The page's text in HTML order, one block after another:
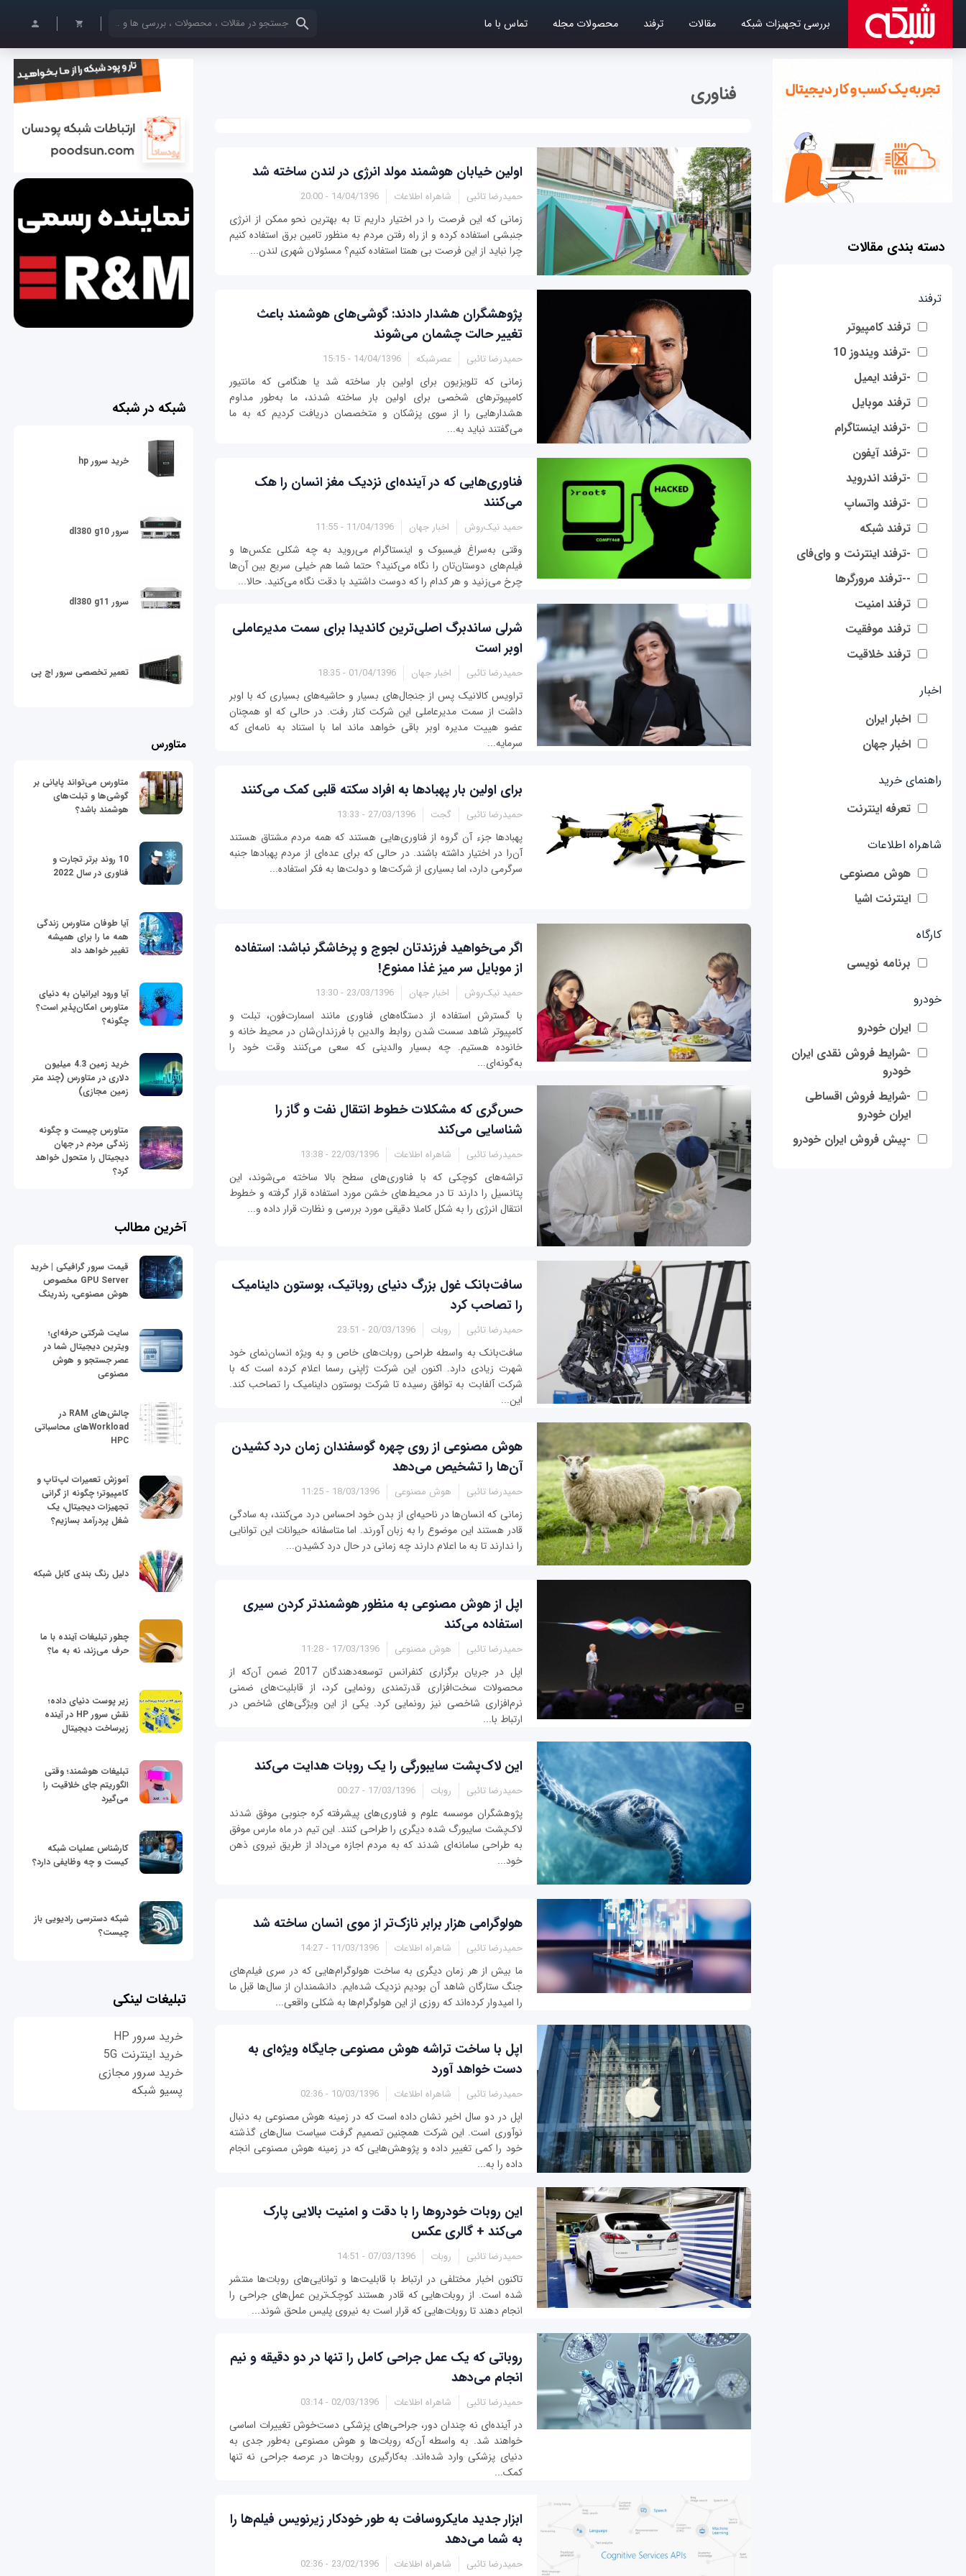
بررسی تجهیزات شبکه مقالات ترفند محصولات مجله تماس با ما کلمات کلیدی خود را وارد کنید
دسته بندی مقالات
ترفند
ترفند کامپیوتر
-ترفند ویندوز 10
-ترفند ایمیل
ترفند موبایل
-ترفند اینستاگرام
-ترفند آیفون
-ترفند اندروید
-ترفند واتساپ
ترفند شبکه
-ترفند اینترنت و وای‌فای
--ترفند مرورگرها
ترفند امنیت
ترفند موفقیت
ترفند خلاقیت
اخبار
اخبار ایران
اخبار جهان
راهنمای خرید
تعرفه اینترنت
شاهراه اطلاعات
هوش مصنوعی
اینترنت اشیا
کارگاه
برنامه نویسی
خودرو
ایران خودرو
-شرایط فروش نقدی ایران
خودرو
-شرایط فروش اقساطی
ایران خودرو
-پیش فروش ایران خودرو
فناوری
اولین خیابان هوشمند مولد انرژی در لندن ساخته شد
حمیدرضا تائبی شاهراه اطلاعات 14/04/1396 - 20:00
زمانی که این فرصت را در اختیار داریم تا به بهترین نحو ممکن از انرژی
جنبشی استفاده کرده و از راه رفتن مردم به منظور تامین برق استفاده کنیم
چرا نباید از این فرصت بی همتا استفاده کنیم؟ مسئولان شهری لندن...
پژوهشگران هشدار دادند: گوشی‌های هوشمند باعث
تغییر حالت چشمان می‌شوند
حمیدرضا تائبی عصرشبکه 14/04/1396 - 15:15
زمانی که تلویزیون برای اولین بار ساخته شد یا هنگامی که مانتیور
کامپیوترهای شخصی برای اولین بار ساخته شدند، ما به‌طور مداوم
هشدارهایی را از سوی پزشکان و متخصصان دریافت کردیم که به ما
می‌گفتند نباید به...
فناوری‌هایی که در آینده‌ای نزدیک مغز انسان را هک
می‌کنند
حمید نیک‌روش اخبار جهان 11/04/1396 - 11:55
وقتی به‌سراغ فیسبوک و اینستاگرام می‌روید به چه شکلی عکس‌ها و
فیلم‌های دوستان‌تان را نگاه می‌کنید؟ حتما شما هم خیلی سریع بین آن‌ها
چرخ می‌زنید و هر کدام را که دوست داشتید با دقت نگاه می‌کنید. حالا...
شرلی ساندبرگ اصلی‌ترین کاندیدا برای سمت مدیرعاملی
اوبر است
حمیدرضا تائبی اخبار جهان 01/04/1396 - 18:35
تراویس کالانیک پس از جنجال‌های بسیار و حاشیه‌های بسیاری که با اوبر
داشت از سمت مدیرعاملی این شرکت کنار رفت. در حالی که او همچنان
عضو هییت مدیره اوبر باقی خواهد ماند اما با استناد به نامه‌ای که
سرمایه...
برای اولین بار پهبادها به افراد سکته قلبی کمک می‌کنند
حمیدرضا تائبی گجت 27/03/1396 - 13:33
پهباد‌ها جزء آن گروه از فناوری‌هایی هستند که همه مردم مشتاق هستند
آن‌را در اختیار داشته باشند. در حالی که برای عده‌ای از مردم پهبادها جنبه
سرگرمی دارد، اما بسیاری از شرکت‌ها و دولت‌ها به فکر استفاده...
اگر می‌خواهید فرزندتان لجوج و پرخاشگر نباشد: استفاده
از موبایل سر میز غذا ممنوع!
حمید نیک‌روش اخبار جهان 23/03/1396 - 13:30
با گسترش استفاده از دستگاه‌های فناوری مانند اسمارت‌فون، تبلت و
کامپیوتر شاهد سست شدن روابط والدین با فرزندان‌شان در محیط خانه و
خانوده هستیم. چه بسیار والدینی که سعی می‌کنند وقت خود را
به‌گونه‌ای...
حس‌گری که مشکلات خطوط انتقال نفت و گاز را
شناسایی می‌کند
حمیدرضا تائبی شاهراه اطلاعات 22/03/1396 - 13:38
تراشه‌های کوچکی که با فناوری‌های سطح بالا ساخته می‌شوند، این
پتانسیل را دارند تا در محیط‌های خشن مورد استفاده قرار گرفته و خطوط
انتقال انرژی را به شکل کاملا دقیقی مورد بررسی و نظارت قرار داده و...
سافت‌بانک غول بزرگ دنیای روباتیک، بوستون داینامیک
را تصاحب کرد
حمیدرضا تائبی روبات 20/03/1396 - 23:51
سافت‌بانک به واسطه طراحی روبات‌های خاص و به ویژه انسان‌نمای خود
شهرت زیادی دارد. اکنون این شرکت ژاپنی رسما اعلام کرده است که با
شرکت آلفابت به توافق رسیده تا شرکت بوستون داینامیک را تصاحب کند.
این...
هوش مصنوعی از روی چهره گوسفندان زمان درد کشیدن
آن‌ها را تشخیص می‌دهد
حمیدرضا تائبی هوش مصنوعی 18/03/1396 - 11:25
زمانی که انسان‌ها در ناحیه‌ای از بدن خود احساس درد می‌کنند، به سادگی
قادر هستند این موضوع را به زبان آورند. اما متاسفانه حیوانات این توانایی
را ندارند تا به ما اعلام دارند چه زمانی در حال درد کشیدن...
اپل از هوش مصنوعی به منظور هوشمندتر کردن سیری
استفاده می‌کند
حمیدرضا تائبی هوش مصنوعی 17/03/1396 - 11:28
اپل در جریان برگزاری کنفرانس توسعه‌دهندگان 2017 ضمن آن‌که از
محصولات سخت‌افزاری قدرتمندی رونمایی کرد، از قابلیت‌های ضمنی
نرم‌افزاری شاخصی نیز رونمایی کرد. یکی از این ویژگی‌های شاخص در
ارتباط با...
این لاک‌پشت سایبورگی را یک روبات هدایت می‌کند
حمیدرضا تائبی روبات 17/03/1396 - 00:27
پژوهشگران موسسه علوم و فناوری‌های پیشرفته کره جنوبی موفق شدند
لاک‌پشت سایبورگ شده دیگری را طراحی کنند. این تیم در ماه مارس موفق
به طراحی سامانه‌ای شدند که به مردم اجازه می‌داد از طریق نیروی ذهن
خود...
هولوگرامی هزار برابر نازک‌تر از موی انسان ساخته شد
حمیدرضا تائبی شاهراه اطلاعات 11/03/1396 - 14:27
ما بیش از هر زمان دیگری به ساخت هولوگرام‌هایی که در سری فیلم‌های
جنگ ستارگان شاهد آن بودیم نزدیک شده‌ایم. دانشمندان از سال‌ها قبل ما
را امیدوار کرده‌اند که روزی از این هولوگرام‌ها به شکلی واقعی...
اپل با ساخت تراشه هوش مصنوعی جایگاه ویژه‌ای به
دست خواهد آورد
حمیدرضا تائبی شاهراه اطلاعات 10/03/1396 - 02:36
اپل در دو سال اخیر نشان داده است که در زمینه هوش مصنوعی به دنبال
نوآوری است. این شرکت همچنین تصمیم گرفت سیاست‌ سال‌های گذشته
خود را کمی تغییر داده و پژوهش‌هایی که در زمینه هوش مصنوعی انجام
داده را به...
این روبات خودروها را با دقت و امنیت بالایی پارک
می‌کند + گالری عکس
حمیدرضا تائبی روبات 07/03/1396 - 14:51
تاکنون اخبار مختلفی در ارتباط با قابلیت‌ها و توانایی‌های روبات‌ها منتشر
شده است. از روبات‌هایی که قادر هستند کوچک‌ترین عمل‌های جراحی را
انجام دهند تا روبات‌هایی که قرار است به نیروی پلیس ملحق شوند...
روباتی که یک عمل جراحی کامل را تنها در دو دقیقه و نیم
انجام می‌دهد
حمیدرضا تائبی شاهراه اطلاعات 02/03/1396 - 03:14
در آینده‌ای نه چندان دور، جراحی‌های پزشکی دست‌خوش تغییرات اساسی
خواهند شد. به واسطه آن‌که روبات‌ها و هوش مصنوعی به‌طور جدی به
دنیای پزشکی وارد شده‌اند. به‌کارگیری روبات‌ها در عرصه جراحی نه تنها
کمک...
ابزار جدید مایکروسافت به طور خودکار زیرنویس‌ فیلم‌ها را
به شما می‌دهد
حمیدرضا تائبی شاهراه اطلاعات 23/02/1396 - 02:36
شبکه در شبکه
خرید سرور hp
سرور dl380 g10
سرور dl380 g11
تعمیر تخصصی سرور اچ پی
متاورس
متاورس می‌تواند پایانی بر
گوشی‌ها و تبلت‌های
هوشمند باشد؟
10 روند برتر تجارت و
فناوری در سال 2022
آیا طوفان متاورس زندگی
همه ما را برای همیشه
تغییر خواهد داد
آیا ورود ایرانیان به دنیای
متاورس امکان‌پذیر است؟
چگونه؟
خرید زمین 4.3 میلیون
دلاری در متاورس (چند متر
زمین مجازی)
متاورس چیست و چگونه
زندگی مردم در جهان
دیجیتال را متحول خواهد
کرد؟
آخرین مطالب
قیمت سرور گرافیکی | خرید
GPU Server مخصوص
هوش مصنوعی، رندرینگ
سایت شرکتی حرفه‌ای؛
ویترین دیجیتال شما در
عصر جستجو و هوش
مصنوعی
چالش‌های RAM در
Workloadهای محاسباتی
HPC
آموزش تعمیرات لپ‌تاپ و
کامپیوتر؛ چگونه از گرانی
تجهیزات دیجیتال، یک
شغل پردرآمد بسازیم؟
دلیل رنگ بندی کابل شبکه
چطور تبلیغات آینده با ما
حرف می‌زند، نه به ما؟
زیر پوست دنیای داده؛
نقش سرور HP در آینده
زیرساخت دیجیتال
تبلیغات هوشمند؛ وقتی
الگوریتم جای خلاقیت را
می‌گیرد
کارشناس عملیات شبکه
کیست و چه وظایفی دارد؟
شبکه دسترسی رادیویی باز
چیست؟
تبلیغات لینکی
خرید سرور HP
خرید اینترنت 5G
خرید سرور مجازی
پسیو شبکه